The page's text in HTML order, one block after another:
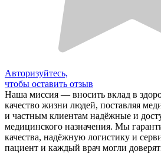
Авторизуйтесь,
чтобы оставить отзыв
Наша миссия — вносить вклад в
качество жизни людей, поставляя
и частным клиентам надёжные и
медицинского назначения. Мы
качества, надёжную логистику и
пациент и каждый врач могли